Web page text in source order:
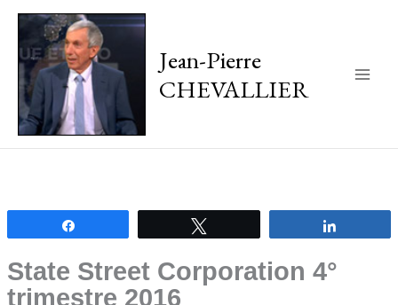
Jean-Pierre
CHEVALLIER
State Street Corporation 4°
trimestre 2016